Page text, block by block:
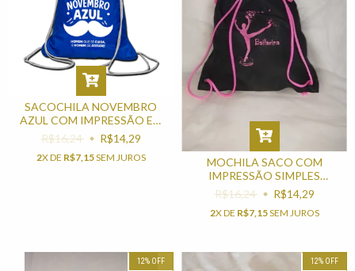
SACOCHILA NOVEMBRO
AZUL COM IMPRESSÃO EM
UMA COR
R$16,24 R$14,29
2X DE R$7,15SEM JUROS
MOCHILA SACO COM
IMPRESSÃO SIMPLES
LEMBRANCINHA PARA FESTA
INFANTIL
R$16,24 R$14,29
2X DE R$7,15SEM JUROS
12% OFF 12% OFF